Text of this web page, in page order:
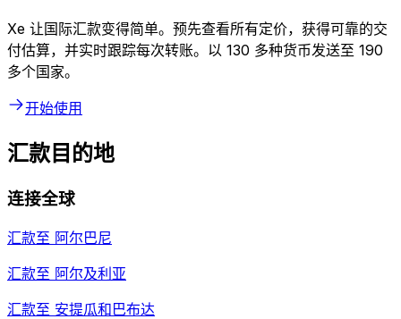
Xe 让国际汇款变得简单。预先查看所有定价，获得可靠的交
付估算，并实时跟踪每次转账。以 130 多种货币发送至 190
多个国家。
开始使用
汇款目的地
连接全球
汇款至 阿尔巴尼
汇款至 阿尔及利亚
汇款至 安提瓜和巴布达